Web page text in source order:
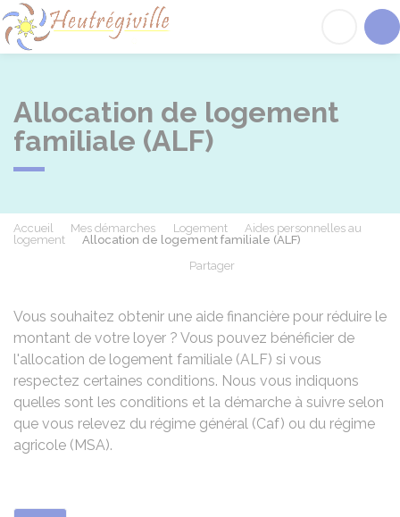
Allocation de logement
familiale (ALF)
Accueil Mes démarches Logement
Aides personnelles au
logement
Allocation de logement familiale (ALF)
Partager
Vous souhaitez obtenir une aide financière pour réduire le
montant de votre loyer ? Vous pouvez bénéficier de
l'allocation de logement familiale (ALF) si vous
respectez certaines conditions. Nous vous indiquons
quelles sont les conditions et la démarche à suivre selon
que vous relevez du régime général (Caf) ou du régime
agricole (MSA).